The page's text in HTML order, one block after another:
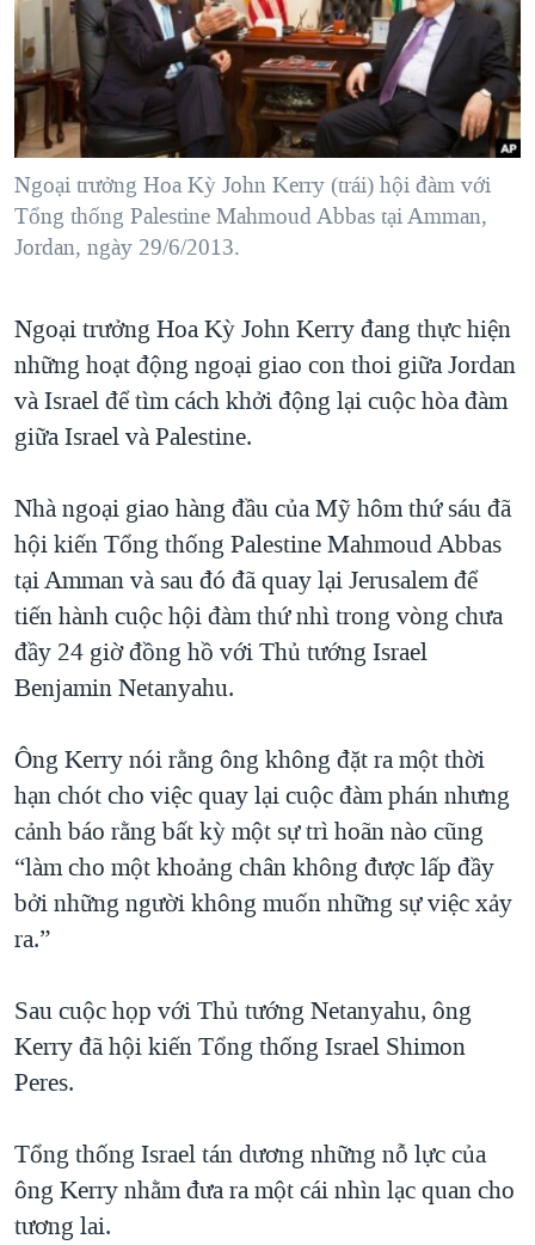
"Tìm" NGƯỜI VIỆT HẢI NGOẠI
ĐỜI SỐNG
KINH TẾ
KHOA HỌC
SỨC KHOẺ
VĂN HOÁ
GIÁO DỤC
TẠI
HÀNH TRÌNH BẦU CỬ 2024
MỘT NĂM CHIẾN TRANH TẠI DẢI GAZA
GIẢI MÃ VÀNH ĐAI & CON ĐƯỜNG
NGÀY TỊ NẠN THẾ GIỚI
TRỊNH VĨNH BÌNH - NGƯỜI HẠ 'BÊN THẮNG CUỘC'
GROUND ZERO – XƯA VÀ NAY
THƯỢNG ĐỈNH TRUMP-KIM TẠI VIỆT NAM
TRỊNH VĨNH BÌNH VS. CHÍNH PHỦ VIỆT NAM
BÊN KIA QUỐC LỘ: TIẾNG VỌNG TỪ NÔNG THÔN MỸ
VIDEO
NGHE
MẠNG XÃ HỘI
Ngôn ngữ khác
Ngoại trưởng Hoa Kỳ John Kerry (trái) hội đàm với
Tổng thống Palestine Mahmoud Abbas tại Amman,
Jordan, ngày 29/6/2013.
Ngoại trưởng Hoa Kỳ John Kerry đang thực hiện
những hoạt động ngoại giao con thoi giữa Jordan
và Israel để tìm cách khởi động lại cuộc hòa đàm
giữa Israel và Palestine.
Nhà ngoại giao hàng đầu của Mỹ hôm thứ sáu đã
hội kiến Tổng thống Palestine Mahmoud Abbas
tại Amman và sau đó đã quay lại Jerusalem để
tiến hành cuộc hội đàm thứ nhì trong vòng chưa
đầy 24 giờ đồng hồ với Thủ tướng Israel
Benjamin Netanyahu.
Ông Kerry nói rằng ông không đặt ra một thời
hạn chót cho việc quay lại cuộc đàm phán nhưng
cảnh báo rằng bất kỳ một sự trì hoãn nào cũng
“làm cho một khoảng chân không được lấp đầy
bởi những người không muốn những sự việc xảy
ra.”
Sau cuộc họp với Thủ tướng Netanyahu, ông
Kerry đã hội kiến Tổng thống Israel Shimon
Peres.
Tổng thống Israel tán dương những nỗ lực của
ông Kerry nhằm đưa ra một cái nhìn lạc quan cho
tương lai.